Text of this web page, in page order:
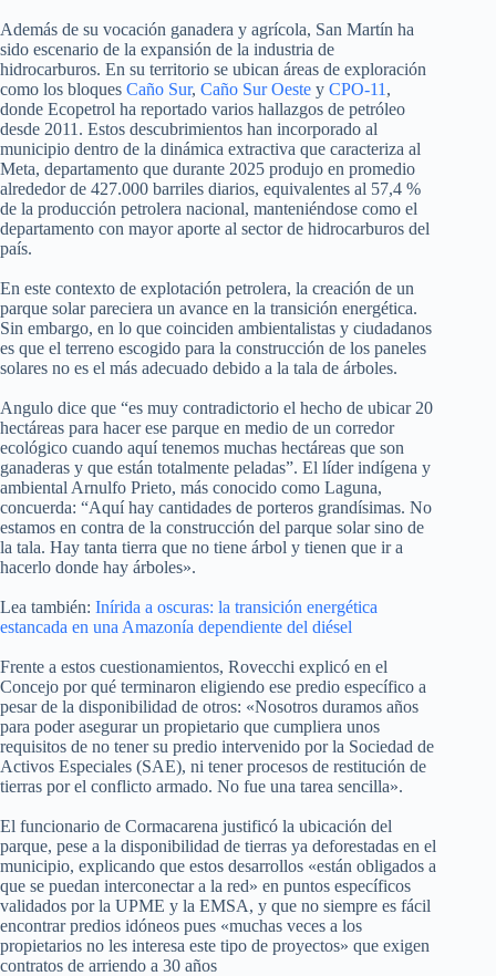
Además de su vocación ganadera y agrícola, San Martín ha
sido escenario de la expansión de la industria de
hidrocarburos. En su territorio se ubican áreas de exploración
como los bloques Caño Sur, Caño Sur Oeste y CPO-11 ,
donde Ecopetrol ha reportado varios hallazgos de petróleo
desde 2011. Estos descubrimientos han incorporado al
municipio dentro de la dinámica extractiva que caracteriza al
Meta, departamento que durante 2025 produjo en promedio
alrededor de 427.000 barriles diarios, equivalentes al 57,4 %
de la producción petrolera nacional, manteniéndose como el
departamento con mayor aporte al sector de hidrocarburos del
país.
En este contexto de explotación petrolera, la creación de un
parque solar pareciera un avance en la transición energética.
Sin embargo, en lo que coinciden ambientalistas y ciudadanos
es que el terreno escogido para la construcción de los paneles
solares no es el más adecuado debido a la tala de árboles.
Angulo dice que “es muy contradictorio el hecho de ubicar 20
hectáreas para hacer ese parque en medio de un corredor
ecológico cuando aquí tenemos muchas hectáreas que son
ganaderas y que están totalmente peladas”. El líder indígena y
ambiental Arnulfo Prieto, más conocido como Laguna,
concuerda: “Aquí hay cantidades de porteros grandísimas. No
estamos en contra de la construcción del parque solar sino de
la tala. Hay tanta tierra que no tiene árbol y tienen que ir a
hacerlo donde hay árboles».
Lea también: Inírida a oscuras: la transición energética
estancada en una Amazonía dependiente del diésel
Frente a estos cuestionamientos, Rovecchi explicó en el
Concejo por qué terminaron eligiendo ese predio específico a
pesar de la disponibilidad de otros: «Nosotros duramos años
para poder asegurar un propietario que cumpliera unos
requisitos de no tener su predio intervenido por la Sociedad de
Activos Especiales (SAE), ni tener procesos de restitución de
tierras por el conflicto armado. No fue una tarea sencilla».
El funcionario de Cormacarena justificó la ubicación del
parque, pese a la disponibilidad de tierras ya deforestadas en el
municipio, explicando que estos desarrollos «están obligados a
que se puedan interconectar a la red» en puntos específicos
validados por la UPME y la EMSA, y que no siempre es fácil
encontrar predios idóneos pues «muchas veces a los
propietarios no les interesa este tipo de proyectos» que exigen
contratos de arriendo a 30 años